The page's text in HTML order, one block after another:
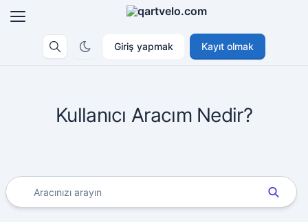
Giriş yapmak Kayıt olmak
Kullanıcı Aracım Nedir?